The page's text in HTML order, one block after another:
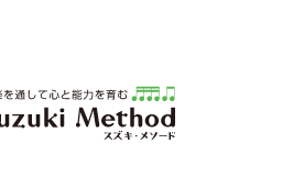
・メソード | 公益社団法人才能教育研究